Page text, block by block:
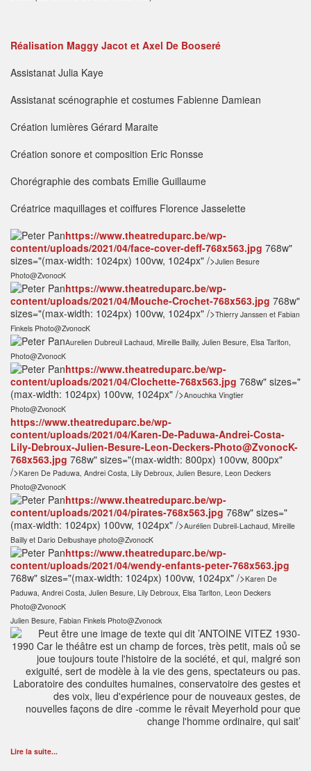
Réalisation Maggy Jacot et Axel De Booseré
Assistanat Julia Kaye
Assistanat scénographie et costumes Fabienne Damiean
Création lumières Gérard Maraite
Création sonore et composition Eric Ronsse
Chorégraphie des combats Emilie Guillaume
Créatrice maquillages et coiffures Florence Jasselette
https://www.theatreduparc.be/wp-
content/uploads/2021/04/face-cover-deff-768x563.jpg 768w"
sizes="(max-width: 1024px) 100vw, 1024px" />Julien Besure
Photo@ZvonocK
https://www.theatreduparc.be/wp-
content/uploads/2021/04/Mouche-Crochet-768x563.jpg 768w"
sizes="(max-width: 1024px) 100vw, 1024px" />Thierry Janssen et Fabian
Finkels Photo@ZvonocK
Aurelien Dubreuil Lachaud, Mireille Bailly, Julien Besure, Elsa Tarlton,
Photo@ZvonocK
https://www.theatreduparc.be/wp-
content/uploads/2021/04/Clochette-768x563.jpg 768w" sizes="
(max-width: 1024px) 100vw, 1024px" />Anouchka Vingtier
Photo@ZvonocK
https://www.theatreduparc.be/wp-
content/uploads/2021/04/Karen-De-Paduwa-Andrei-Costa-
Lily-Debroux-Julien-Besure-Leon-Deckers-Photo@ZvonocK-
768x563.jpg 768w" sizes="(max-width: 800px) 100vw, 800px"
/>Karen De Paduwa, Andrei Costa, Lily Debroux, Julien Besure, Leon Deckers
Photo@ZvonocK
https://www.theatreduparc.be/wp-
content/uploads/2021/04/pirates-768x563.jpg 768w" sizes="
(max-width: 1024px) 100vw, 1024px" />Aurélien Dubreil-Lachaud, Mireille
Bailly et Dario Delbushaye photo@ZvonocK
https://www.theatreduparc.be/wp-
content/uploads/2021/04/wendy-enfants-peter-768x563.jpg
768w" sizes="(max-width: 1024px) 100vw, 1024px" />Karen De
Paduwa, Andrei Costa, Julien Besure, Lily Debroux, Elsa Tarlton, Leon Deckers
Photo@ZvonocK
Julien Besure, Fabian Finkels Photo@Zvonock
Lire la suite...